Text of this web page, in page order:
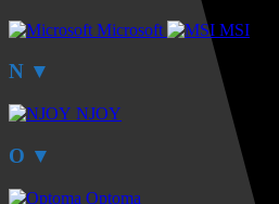
Microsoft MSI
N ▼
NJOY
O ▼
Optoma